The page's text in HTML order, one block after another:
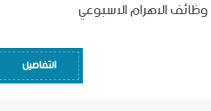
التفاصيل